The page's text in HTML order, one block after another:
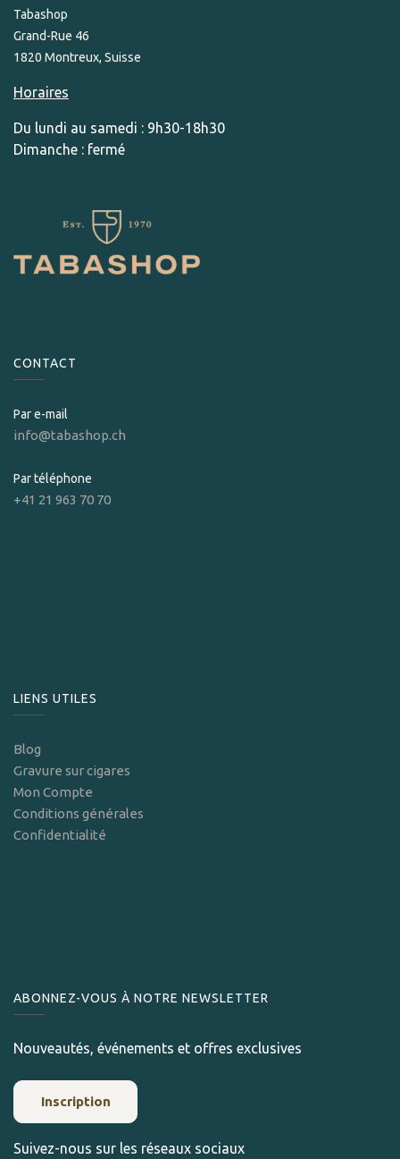
Tabashop
Grand-Rue 46
1820 Montreux, Suisse
Horaires
Du lundi au samedi : 9h30-18h30
Dimanche : fermé
CONTACT
Par e-mail
info@tabashop.ch
Par téléphone
+41 21 963 70 70
LIENS UTILES
Blog
Gravure sur cigares
Mon Compte
Conditions générales
Confidentialité
ABONNEZ-VOUS À NOTRE NEWSLETTER
Nouveautés, événements et offres exclusives
Inscription
Suivez-nous sur les réseaux sociaux